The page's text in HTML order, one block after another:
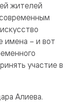
жителей
имена – и вот
участие в
Алиева.